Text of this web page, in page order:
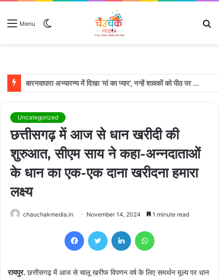
Menu
उदयपुर में शादी के बंधन में बंधे साउथ सुपरस्टार जोड़ी रश्मिका मंदाना और विजय देवरकोंडा
Uncategorized
छत्तीसगढ़ में आज से धान खरीदी की
शुरुआत, सीएम साय ने कहा-अन्नदाताओं
के धान का एक-एक दाना खरीदना हमारा
लक्ष्य
chauchakmedia.in November 14, 2024 1 minute read
FacebookTwitter LinkedIn
रायपुर.छत्तीसगढ़ में आज से चालू खरीफ विपणन वर्ष के लिए समर्थन मूल्य पर धान